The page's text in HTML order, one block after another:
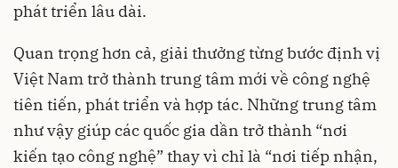
phát triển lâu dài.
Quan trọng hơn cả, giải thưởng từng bước định vị
Việt Nam trở thành trung tâm mới về công nghệ
tiên tiến, phát triển và hợp tác. Những trung tâm
như vậy giúp các quốc gia dần trở thành “nơi
kiến tạo công nghệ” thay vì chỉ là “nơi tiếp nhận,